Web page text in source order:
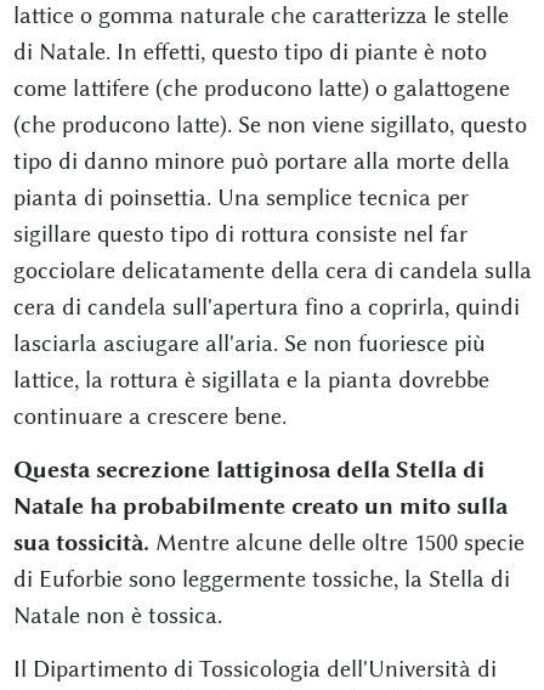
lattice o gomma naturale che caratterizza le stelle
di Natale. In effetti, questo tipo di piante è noto
come lattifere (che producono latte) o galattogene
(che producono latte). Se non viene sigillato, questo
tipo di danno minore può portare alla morte della
pianta di poinsettia. Una semplice tecnica per
sigillare questo tipo di rottura consiste nel far
gocciolare delicatamente della cera di candela sulla
cera di candela sull'apertura fino a coprirla, quindi
lasciarla asciugare all'aria. Se non fuoriesce più
lattice, la rottura è sigillata e la pianta dovrebbe
continuare a crescere bene.
Questa secrezione lattiginosa della Stella di
Natale ha probabilmente creato un mito sulla
sua tossicità. Mentre alcune delle oltre 1500 specie
di Euforbie sono leggermente tossiche, la Stella di
Natale non è tossica.
Il Dipartimento di Tossicologia dell'Università di